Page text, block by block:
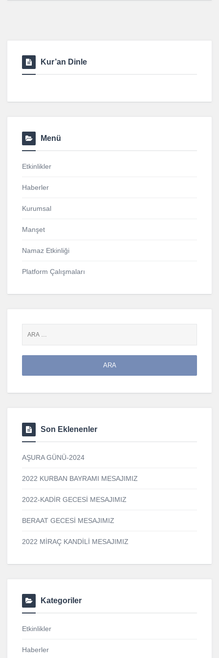
Kur’an Dinle
Menü
Etkinlikler
Haberler
Kurumsal
Manşet
Namaz Etkinliği
Platform Çalışmaları
Son Eklenenler
AŞURA GÜNÜ-2024
2022 KURBAN BAYRAMI MESAJIMIZ
2022-KADİR GECESİ MESAJIMIZ
BERAAT GECESİ MESAJIMIZ
2022 MİRAÇ KANDİLİ MESAJIMIZ
Kategoriler
Etkinlikler
Haberler